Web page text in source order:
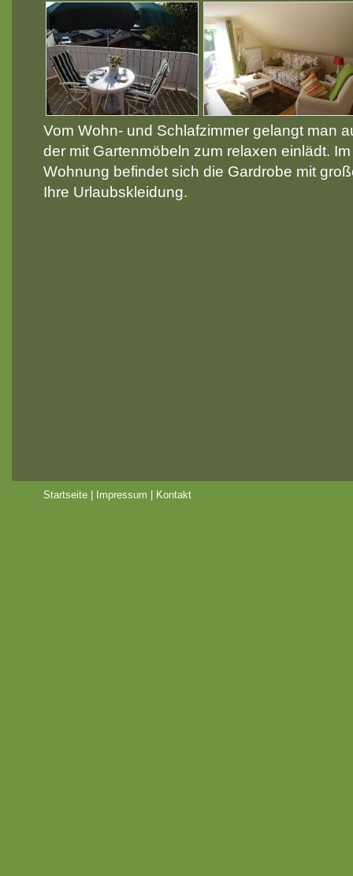
Vom Wohn- und Schlafzimmer gelangt man
der mit Gartenmöbeln zum relaxen einlädt.
Wohnung befindet sich die Gardrobe mit
Ihre Urlaubskleidung.
Startseite Impressum Kontakt